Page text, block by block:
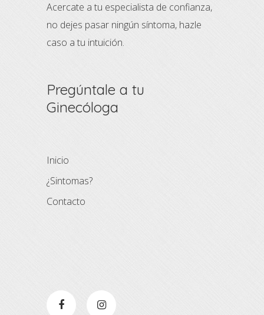
Acercate a tu especialista de confianza,
no dejes pasar ningún síntoma, hazle
caso a tu intuición.
Pregúntale a tu
Ginecóloga
Inicio
¿Sintomas?
Contacto